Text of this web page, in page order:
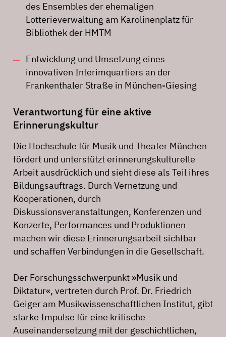
des Ensembles der ehemaligen
Lotterieverwaltung am Karolinenplatz für
Bibliothek der HMTM
Entwicklung und Umsetzung eines
innovativen Interimquartiers an der
Frankenthaler Straße in München-Giesing
Verantwortung für eine aktive
Erinnerungskultur
Die Hochschule für Musik und Theater München
fördert und unterstützt erinnerungskulturelle
Arbeit ausdrücklich und sieht diese als Teil ihres
Bildungsauftrags. Durch Vernetzung und
Kooperationen, durch
Diskussionsveranstaltungen, Konferenzen und
Konzerte, Performances und Produktionen
machen wir diese Erinnerungsarbeit sichtbar
und schaffen Verbindungen in die Gesellschaft.
Der Forschungsschwerpunkt »Musik und
Diktatur«, vertreten durch Prof. Dr. Friedrich
Geiger am Musikwissenschaftlichen Institut, gibt
starke Impulse für eine kritische
Auseinandersetzung mit der geschichtlichen,